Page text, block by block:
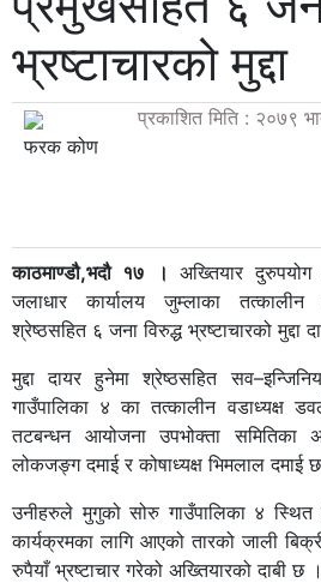
भ्रष्टाचारको मुद्दा
फरक कोण
प्रकाशित मिति : २०७९
काठमाण्डौ,भदौ १७ । अख्तियार
जलाधार कार्यालय जुम्लाका तत्कालीन
श्रेष्ठसहित ६ जना विरुद्ध भ्रष्टाचारको मुद्दा
मुद्दा दायर हुनेमा श्रेष्ठसहित
गाउँपालिका ४ का तत्कालीन वडाध्यक्ष
तटबन्धन आयोजना उपभोक्ता समितिका
लोकजङ्ग दमाई र कोषाध्यक्ष भिमलाल दमाई
उनीहरुले मुगुको सोरु गाउँपालिका ४ स्थित
कार्यक्रमका लागि आएको तारको जाली
रुपैयाँ भ्रष्टाचार गरेको अख्तियारको दाबी छ ।